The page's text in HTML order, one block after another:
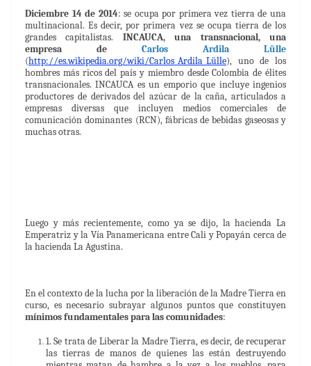
Diciembre 14 de 2014: se ocupa por primera vez tierra de una
multinacional. Es decir, por primera vez se ocupa tierra de los
grandes capitalistas. INCAUCA, una transnacional, una
empresa de Carlos Ardila Lülle
(http://es.wikipedia.org/wiki/Carlos_Ardila_Lülle), uno de los
hombres más ricos del país y miembro desde Colombia de élites
transnacionales. INCAUCA es un emporio que incluye ingenios
productores de derivados del azúcar de la caña, articulados a
empresas diversas que incluyen medios comerciales de
comunicación dominantes (RCN), fábricas de bebidas gaseosas y
muchas otras.
Luego y más recientemente, como ya se dijo, la hacienda La
Emperatriz y la Vía Panamericana entre Cali y Popayán cerca de
la hacienda La Agustina.
En el contexto de la lucha por la liberación de la Madre Tierra en
curso, es necesario subrayar algunos puntos que constituyen
mínimos fundamentales para las comunidades:
1. Se trata de Liberar la Madre Tierra, es decir, de recuperar
las tierras de manos de quienes las están destruyendo